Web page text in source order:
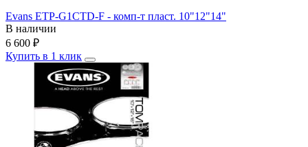
Evans ETP-G1CTD-F - комп-т пласт. 10"12"14"
В наличии
6 600 ₽
Купить в 1 клик